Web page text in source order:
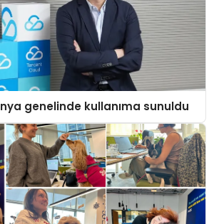
genelinde kullanıma sunuldu